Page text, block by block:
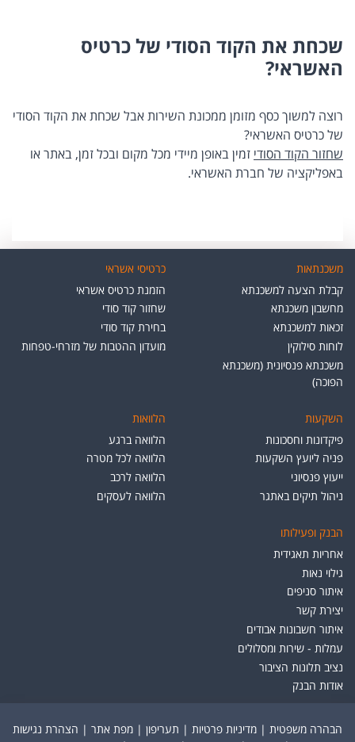
שכחת את הקוד הסודי של כרטיס
האשראי?
רוצה למשוך כסף מזומן ממכונת השירות אבל שכחת את הקוד הסודי
של כרטיס האשראי?
שחזור הקוד הסודי זמין באופן מיידי מכל מקום ובכל זמן, באתר או
באפליקציה של חברת האשראי.
משכנתאות
קבלת הצעה למשכנתא
מחשבון משכנתא
זכאות למשכנתא
לוחות סילוקין
משכנתא פנסיונית (משכנתא
הפוכה)
כרטיסי אשראי
הזמנת כרטיס אשראי
שחזור קוד סודי
בחירת קוד סודי
מועדון ההטבות של מזרחי-טפחות
השקעות
פיקדונות וחסכונות
פניה ליועץ השקעות
ייעוץ פנסיוני
ניהול תיקים באתגר
הלוואות
הלוואה ברגע
הלוואה לכל מטרה
הלוואה לרכב
הלוואה לעסקים
הבנק ופעילותו
אחריות תאגידית
גילוי נאות
איתור סניפים
יצירת קשר
איתור חשבונות אבודים
עמלות - שירות ומסלולים
נציב תלונות הציבור
אודות הבנק
הבהרה משפטית | מדיניות פרטיות | תעריפון | מפת אתר | הצהרת נגישות